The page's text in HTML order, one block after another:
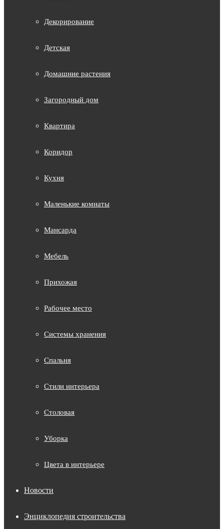
Декорирование
Детская
Домашние растения
Загородный дом
Квартира
Коридор
Кухня
Маленькие комнаты
Мансарда
Мебель
Прихожая
Рабочее место
Системы хранения
Спальня
Стили интерьера
Столовая
Уборка
Цвета в интерьере
Новости
Энциклопедия строительства